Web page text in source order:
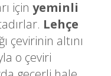
için yeminli
Lehçe
çevirinin altını
o çeviri